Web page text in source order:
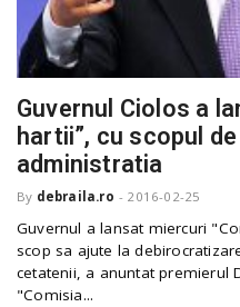
Guvernul Ciolos a
hartii”, cu scopul
administratia
By debraila.ro - 2016-02-25
Guvernul a lansat miercuri
scop sa ajute la
cetatenii, a anuntat premierul
"Comisia...